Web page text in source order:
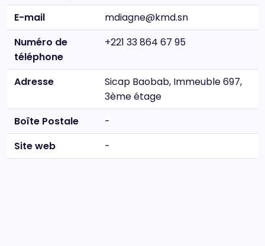
E-mail
mdiagne@kmd.sn
Numéro de
téléphone
+221 33 864 67 95
Adresse
Sicap Baobab, Immeuble 697,
3ème étage
Boîte Postale
-
Site web
-